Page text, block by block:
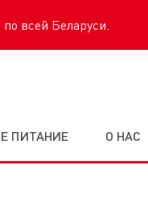
всей Беларуси.
ПИТАНИЕ О НАС